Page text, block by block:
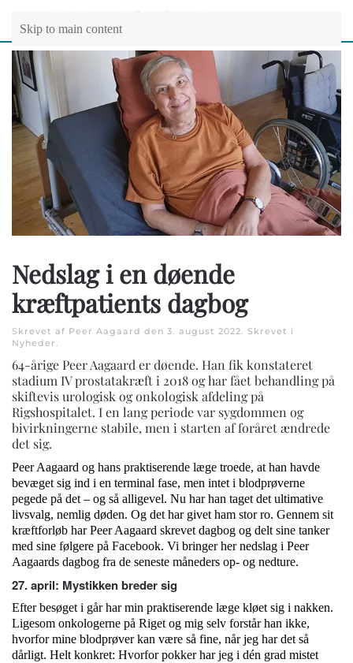
Skip to main content
Nedslag i en døende
kræftpatients dagbog
Skrevet af Peer Aagaard den 3. august 2022. Skrevet i
Nyheder.
64-årige Peer Aagaard er døende. Han fik konstateret
stadium IV prostatakræft i 2018 og har fået behandling på
skiftevis urologisk og onkologisk afdeling på
Rigshospitalet. I en lang periode var sygdommen og
bivirkningerne stabile, men i starten af foråret ændrede
det sig.
Peer Aagaard og hans praktiserende læge troede, at han havde
bevæget sig ind i en terminal fase, men intet i blodprøverne
pegede på det – og så alligevel. Nu har han taget det ultimative
livsvalg, nemlig døden. Og det har givet ham stor ro. Gennem sit
kræftforløb har Peer Aagaard skrevet dagbog og delt sine tanker
med sine følgere på Facebook. Vi bringer her nedslag i Peer
Aagaards dagbog fra de seneste måneders op- og nedture.
27. april: Mystikken breder sig
Efter besøget i går har min praktiserende læge kløet sig i nakken.
Ligesom onkologerne på Riget og mig selv forstår han ikke,
hvorfor mine blodprøver kan være så fine, når jeg har det så
dårligt. Helt konkret: Hvorfor pokker har jeg i dén grad mistet